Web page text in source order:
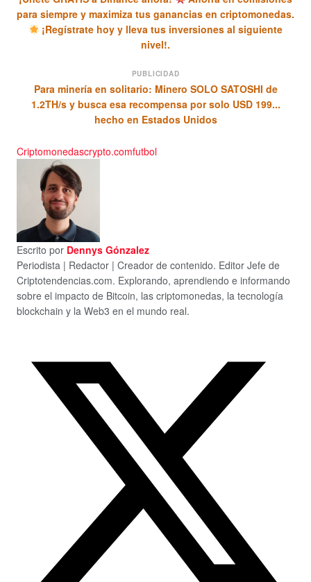
para siempre y maximiza tus ganancias en criptomonedas.
¡Regístrate hoy y lleva tus inversiones al siguiente
nivel!.
PUBLICIDAD
Para minería en solitario: Minero SOLO SATOSHI de
1.2TH/s y busca esa recompensa por solo USD 199...
hecho en Estados Unidos
Criptomonedascrypto.comfutbol
Escrito por Dennys Gónzalez
Periodista | Redactor | Creador de contenido. Editor Jefe de
Criptotendencias.com. Explorando, aprendiendo e informando
sobre el impacto de Bitcoin, las criptomonedas, la tecnología
blockchain y la Web3 en el mundo real.